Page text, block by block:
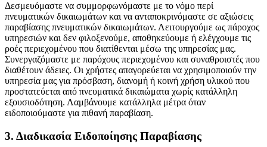
Δεσμευόμαστε να συμμορφωνόμαστε με το νόμο περί
πνευματικών δικαιωμάτων και να ανταποκρινόμαστε σε αξιώσεις
παραβίασης πνευματικών δικαιωμάτων. Λειτουργούμε ως πάροχος
υπηρεσιών και δεν φιλοξενούμε, αποθηκεύουμε ή ελέγχουμε τις
ροές περιεχομένου που διατίθενται μέσω της υπηρεσίας μας.
Συνεργαζόμαστε με παρόχους περιεχομένου και συναθροιστές που
διαθέτουν άδειες. Οι χρήστες απαγορεύεται να χρησιμοποιούν την
υπηρεσία μας για πρόσβαση, διανομή ή κοινή χρήση υλικού που
προστατεύεται από πνευματικά δικαιώματα χωρίς κατάλληλη
εξουσιοδότηση. Λαμβάνουμε κατάλληλα μέτρα όταν
ειδοποιούμαστε για πιθανή παραβίαση.
3. Διαδικασία Ειδοποίησης Παραβίασης